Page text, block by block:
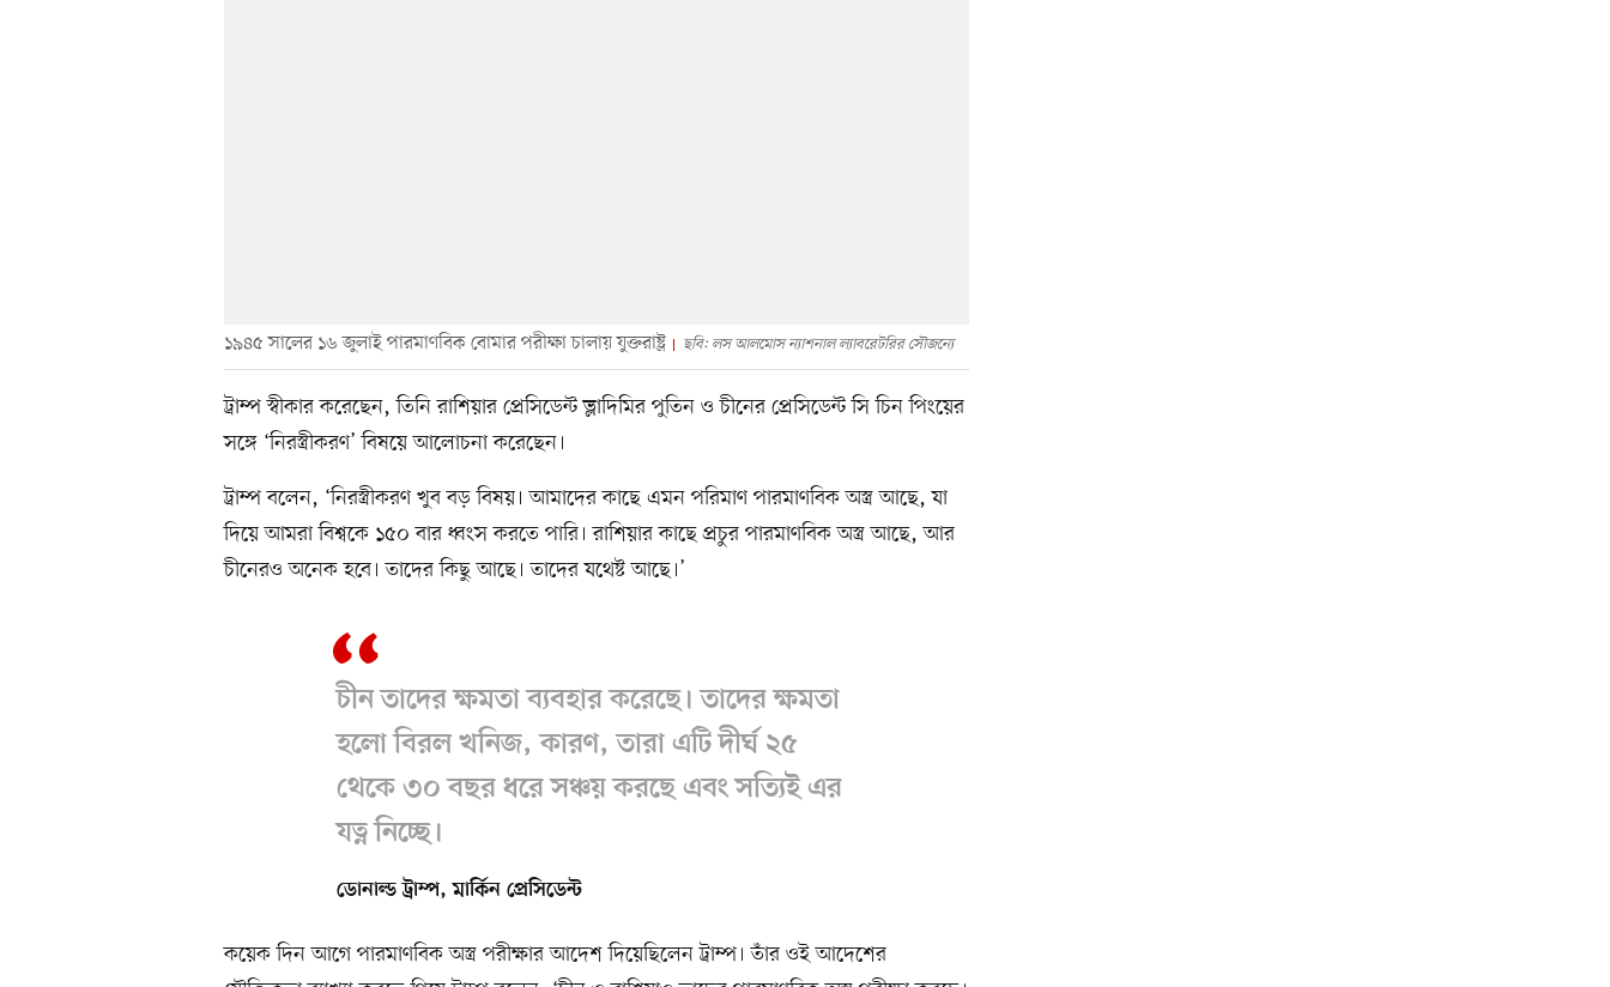
১৯৪৫ সালের ১৬ জুলাই পারমাণবিক বোমার পরীক্ষা চালায় যুক্তরাষ্ট্র ছবি: লস আলমোস ন্যাশনাল ল্যাবরেটরির সৌজন্যে
ট্রাম্প স্বীকার করেছেন, তিনি রাশিয়ার প্রেসিডেন্ট ভ্লাদিমির পুতিন ও চীনের প্রেসিডেন্ট সি চিন পিংয়ের
সঙ্গে ‘নিরস্ত্রীকরণ’ বিষয়ে আলোচনা করেছেন।
ট্রাম্প বলেন, ‘নিরস্ত্রীকরণ খুব বড় বিষয়। আমাদের কাছে এমন পরিমাণ পারমাণবিক অস্ত্র আছে, যা
দিয়ে আমরা বিশ্বকে ১৫০ বার ধ্বংস করতে পারি। রাশিয়ার কাছে প্রচুর পারমাণবিক অস্ত্র আছে, আর
চীনেরও অনেক হবে। তাদের কিছু আছে। তাদের যথেষ্ট আছে।’
চীন তাদের ক্ষমতা ব্যবহার করেছে। তাদের ক্ষমতা
হলো বিরল খনিজ, কারণ, তারা এটি দীর্ঘ ২৫
থেকে ৩০ বছর ধরে সঞ্চয় করছে এবং সত্যিই এর
যত্ন নিচ্ছে।
ডোনাল্ড ট্রাম্প, মার্কিন প্রেসিডেন্ট
কয়েক দিন আগে পারমাণবিক অস্ত্র পরীক্ষার আদেশ দিয়েছিলেন ট্রাম্প। তাঁর ওই আদেশের